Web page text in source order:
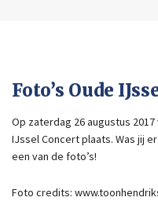
Foto’s Oude
Op zaterdag 26 augustus
IJssel Concert plaats. Was jij
een van de foto’s!
Foto credits: